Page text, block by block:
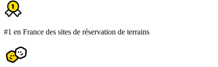
#1 en France des sites de réservation de terrains